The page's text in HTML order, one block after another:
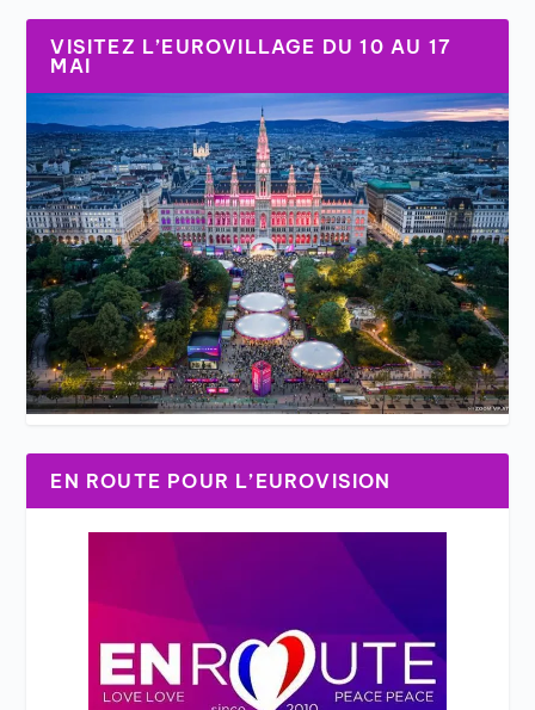
VISITEZ L’EUROVILLAGE DU 10 AU 17
MAI
EN ROUTE POUR L’EUROVISION